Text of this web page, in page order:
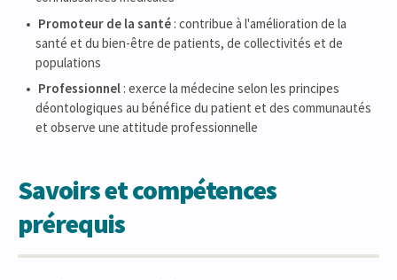
Promoteur de la santé : contribue à l'amélioration de la
santé et du bien-être de patients, de collectivités et de
populations
Professionnel : exerce la médecine selon les principes
déontologiques au bénéfice du patient et des communautés
et observe une attitude professionnelle
Savoirs et compétences
prérequis